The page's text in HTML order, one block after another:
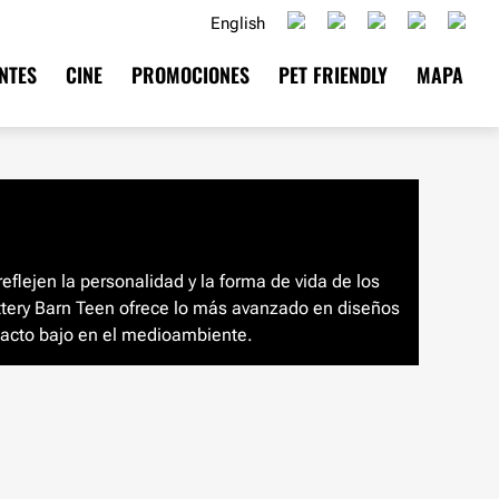
English
CINE PROMOCIONES PET FRIENDLY MAPA
la personalidad y la forma de vida de los
Barn Teen ofrece lo más avanzado en diseños
bajo en el medioambiente.